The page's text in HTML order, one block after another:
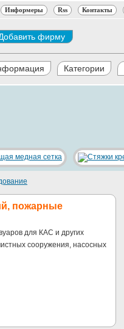
Информеры Rss Контакты
фирму
Категории
пожарные
для КАС и других
сооружения, насосных